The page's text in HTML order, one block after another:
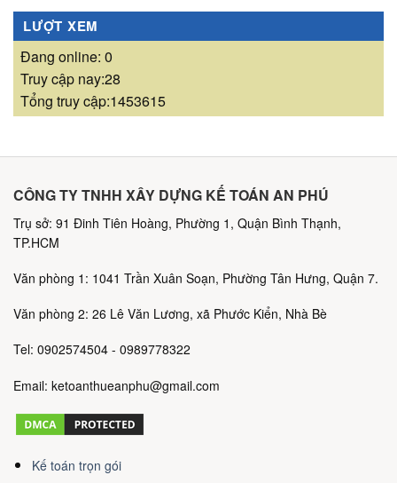
LƯỢT XEM
Đang online: 0
Truy cập nay:28
Tổng truy cập:1453615
CÔNG TY TNHH XÂY DỰNG KẾ TOÁN AN PHÚ
Trụ sở: 91 Đinh Tiên Hoàng, Phường 1, Quận Bình Thạnh,
TP.HCM
Văn phòng 1: 1041 Trần Xuân Soạn, Phường Tân Hưng, Quận 7.
Văn phòng 2: 26 Lê Văn Lương, xã Phước Kiển, Nhà Bè
Tel: 0902574504 - 0989778322
Email: ketoanthueanphu@gmail.com
Kế toán trọn gói